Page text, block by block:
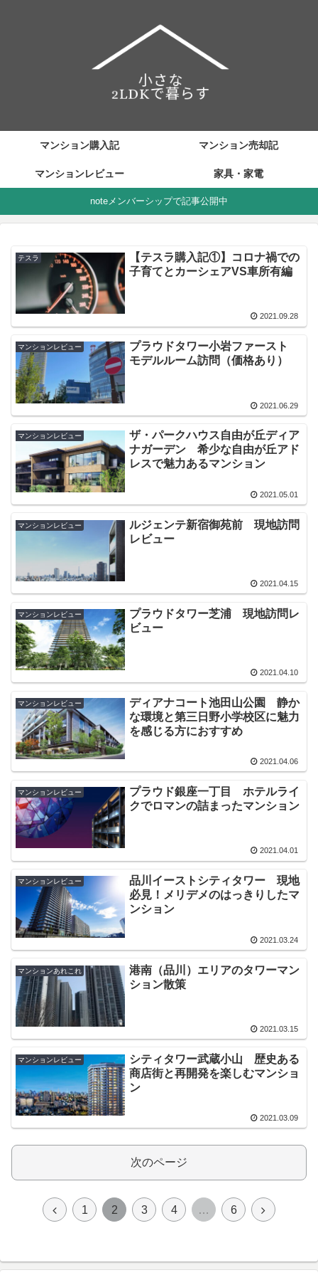
マンション購入記 マンション売却記
マンションレビュー 家具・家電
noteメンバーシップで記事公開中
テスラ
【テスラ購入記①】コロナ禍での
子育てとカーシェアVS車所有編
2021.09.28
マンションレビュー
プラウドタワー小岩ファースト
モデルルーム訪問（価格あり）
2021.06.29
マンションレビュー
ザ・パークハウス自由が丘ディア
ナガーデン 希少な自由が丘アド
レスで魅力あるマンション
2021.05.01
マンションレビュー
ルジェンテ新宿御苑前 現地訪問
レビュー
2021.04.15
マンションレビュー
プラウドタワー芝浦 現地訪問レ
ビュー
2021.04.10
マンションレビュー
ディアナコート池田山公園 静か
な環境と第三日野小学校区に魅力
を感じる方におすすめ
2021.04.06
マンションレビュー
プラウド銀座一丁目 ホテルライ
クでロマンの詰まったマンション
2021.04.01
マンションレビュー
品川イーストシティタワー 現地
必見！メリデメのはっきりしたマ
ンション
2021.03.24
マンションあれこれ
港南（品川）エリアのタワーマン
ション散策
2021.03.15
マンションレビュー
シティタワー武蔵小山 歴史ある
商店街と再開発を楽しむマンショ
ン
2021.03.09
次のページ
前
1 2 3 4 … 6
次